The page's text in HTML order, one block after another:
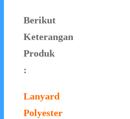
Berikut
Keterangan
Produk
:
Lanyard
Polyester